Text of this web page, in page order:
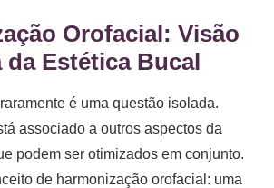
Orofacial: Visão
da Estética Bucal
é uma questão isolada.
associado a outros aspectos da
podem ser otimizados em conjunto.
de harmonização orofacial: uma